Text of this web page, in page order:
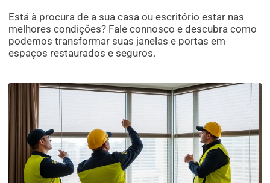
Está à procura de a sua casa ou escritório estar nas
melhores condições? Fale connosco e descubra como
podemos transformar suas janelas e portas em
espaços restaurados e seguros.